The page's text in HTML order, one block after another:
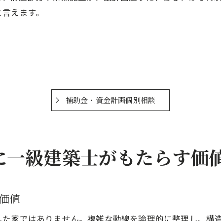
えます。
補助金・資金計画個別相談
級建築士がもたらす価
値